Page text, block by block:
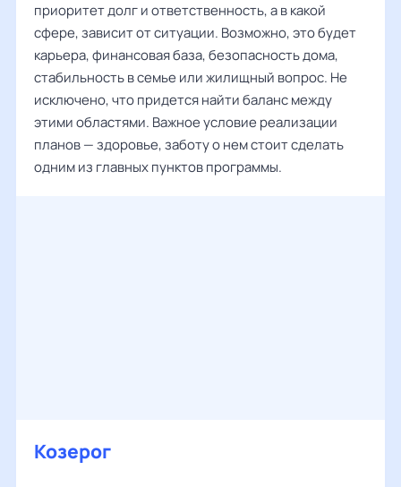
приоритет долг и ответственность, а в какой
сфере, зависит от ситуации. Возможно, это будет
карьера, финансовая база, безопасность дома,
стабильность в семье или жилищный вопрос. Не
исключено, что придется найти баланс между
этими областями. Важное условие реализации
планов — здоровье, заботу о нем стоит сделать
одним из главных пунктов программы.
Козерог